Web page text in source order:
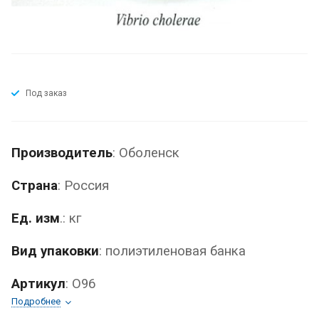
Под заказ
Производитель: Оболенск
Страна: Россия
Ед. изм.: кг
Вид упаковки: полиэтиленовая банка
Артикул: О96
Подробнее